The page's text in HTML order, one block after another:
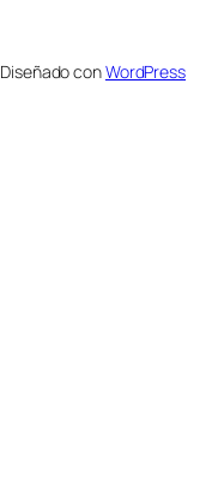
Diseñado conWordPress